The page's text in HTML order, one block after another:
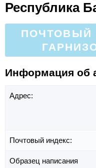
Республика
ПОЧТОВЫЙ
Информация об
Адрес:
Почтовый индекс:
Образец написания